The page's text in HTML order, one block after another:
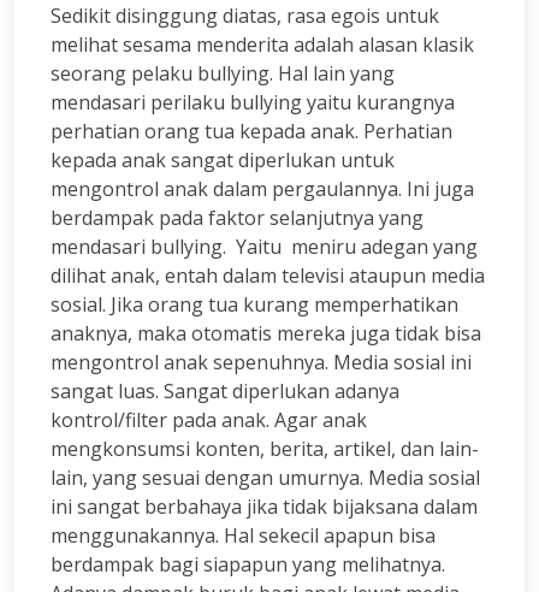
Sedikit disinggung diatas, rasa egois untuk
melihat sesama menderita adalah alasan klasik
seorang pelaku bullying. Hal lain yang
mendasari perilaku bullying yaitu kurangnya
perhatian orang tua kepada anak. Perhatian
kepada anak sangat diperlukan untuk
mengontrol anak dalam pergaulannya. Ini juga
berdampak pada faktor selanjutnya yang
mendasari bullying. Yaitu meniru adegan yang
dilihat anak, entah dalam televisi ataupun media
sosial. Jika orang tua kurang memperhatikan
anaknya, maka otomatis mereka juga tidak bisa
mengontrol anak sepenuhnya. Media sosial ini
sangat luas. Sangat diperlukan adanya
kontrol/filter pada anak. Agar anak
mengkonsumsi konten, berita, artikel, dan lain-
lain, yang sesuai dengan umurnya. Media sosial
ini sangat berbahaya jika tidak bijaksana dalam
menggunakannya. Hal sekecil apapun bisa
berdampak bagi siapapun yang melihatnya.